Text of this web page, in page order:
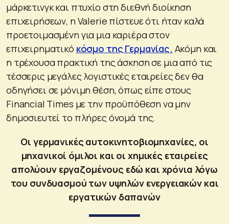
μάρκετινγκ και πτυχίο στη διεθνή διοίκηση
επιχειρήσεων, η Valerie πίστευε ότι ήταν καλά
προετοιμασμένη για μια καριέρα στον
επιχειρηματικό κόσμο της Γερμανίας. Ακόμη και
η τρέχουσα πρακτική της άσκηση σε μια από τις
τέσσερις μεγάλες λογιστικές εταιρείες δεν θα
οδηγήσει σε μόνιμη θέση, όπως είπε στους
Financial Times με την προϋπόθεση να μην
δημοσιευτεί το πλήρες όνομά της.
Οι γερμανικές αυτοκινητοβιομηχανίες, οι
μηχανικοί όμιλοι και οι χημικές εταιρείες
απολύουν εργαζομένους εδώ και χρόνια λόγω
του συνδυασμού των υψηλών ενεργειακών και
εργατικών δαπανών